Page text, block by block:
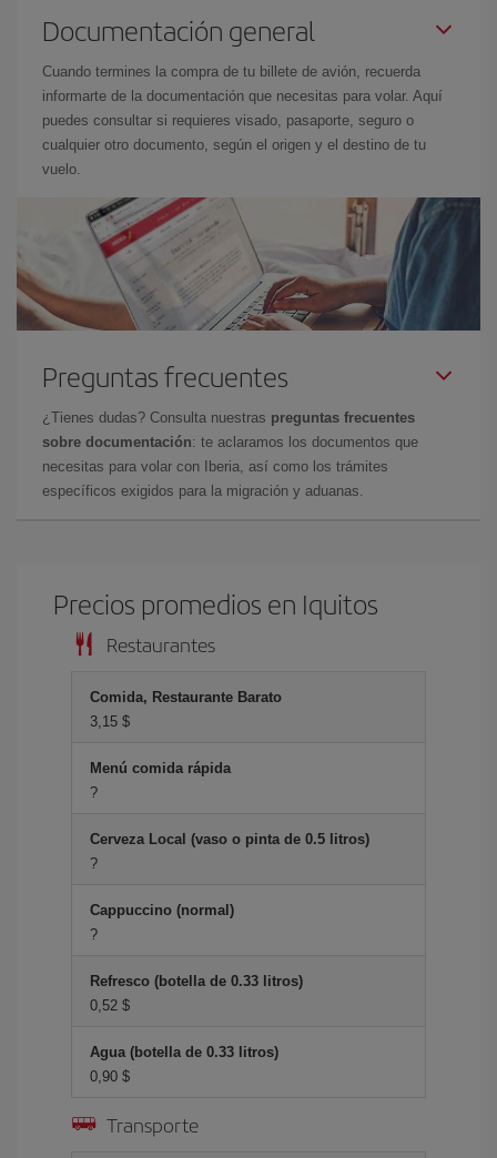
Documentación general
Cuando termines la compra de tu billete de avión, recuerda
informarte de la documentación que necesitas para volar. Aquí
puedes consultar si requieres visado, pasaporte, seguro o
cualquier otro documento, según el origen y el destino de tu
vuelo.
Preguntas frecuentes
¿Tienes dudas? Consulta nuestras preguntas frecuentes
sobre documentación: te aclaramos los documentos que
necesitas para volar con Iberia, así como los trámites
específicos exigidos para la migración y aduanas.
Precios promedios en Iquitos
Restaurantes
Comida, Restaurante Barato
3,15 $
Menú comida rápida
?
Cerveza Local (vaso o pinta de 0.5 litros)
?
Cappuccino (normal)
?
Refresco (botella de 0.33 litros)
0,52 $
Agua (botella de 0.33 litros)
0,90 $
Transporte